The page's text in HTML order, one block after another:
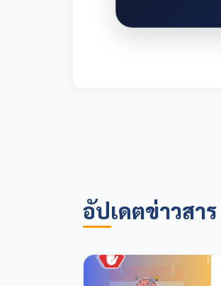
อัปเดตข่าวสาร